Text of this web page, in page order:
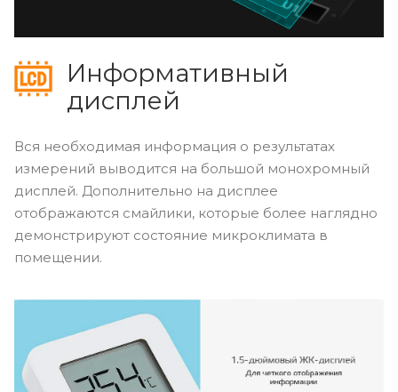
Информативный
дисплей
Вся необходимая информация о результатах
измерений выводится на большой монохромный
дисплей. Дополнительно на дисплее
отображаются смайлики, которые более наглядно
демонстрируют состояние микроклимата в
помещении.